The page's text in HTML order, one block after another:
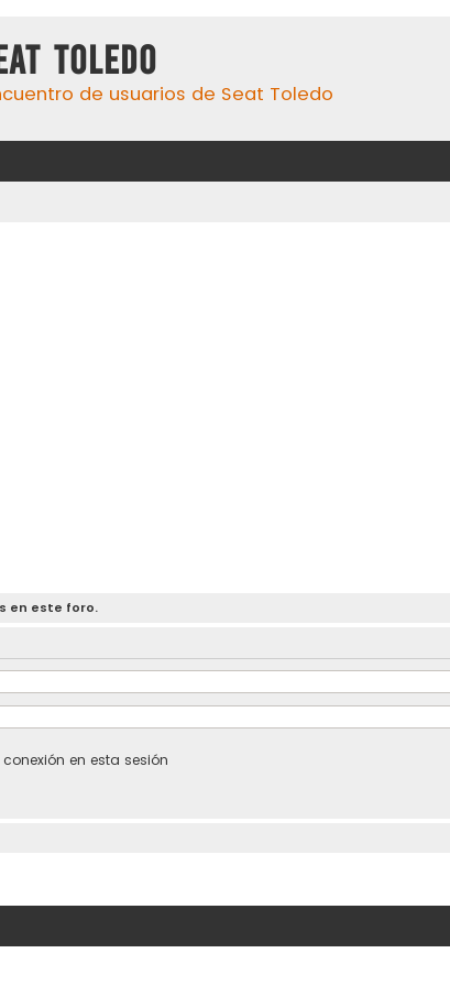
Toledo
de usuarios de Seat Toledo
en este foro.
en esta sesión